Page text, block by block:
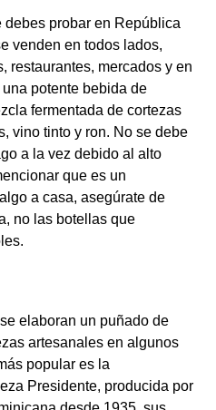
debes probar en República
venden en todos lados,
restaurantes, mercados y en
potente bebida de
fermentada de cortezas
vino tinto y ron. No se debe
a la vez debido al alto
que es un
a casa, asegúrate de
no las botellas que
elaboran un puñado de
artesanales en algunos
popular es la
Presidente, producida por